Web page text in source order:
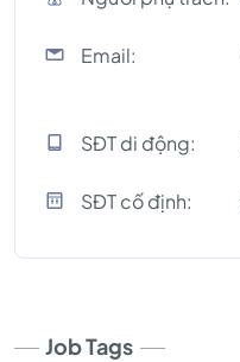
Email:
SĐT di động:
SĐT cố định:
Job Tags